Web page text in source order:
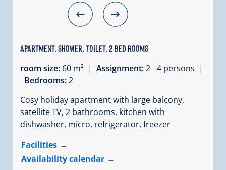
Apartment, shower, toilet, 2 bed rooms
room size: 60 m² | Assignment:2 - 4 persons |
Bedrooms:2
Cosy holiday apartment with large balcony,
satellite TV, 2 bathrooms, kitchen with
dishwasher, micro, refrigerator, freezer
Facilities
Availability calendar